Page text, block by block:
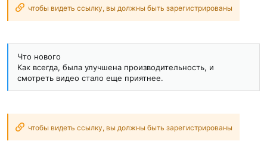
чтобы видеть ссылку, вы должны быть зарегистрированы
Что нового
Как всегда, была улучшена производительность, и
смотреть видео стало еще приятнее.
чтобы видеть ссылку, вы должны быть зарегистрированы